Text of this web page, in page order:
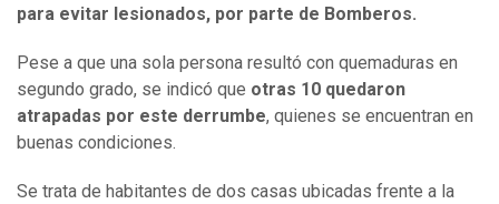
para evitar lesionados, por parte de Bomberos.
Pese a que una sola persona resultó con quemaduras en
segundo grado, se indicó que otras 10 quedaron
atrapadas por este derrumbe, quienes se encuentran en
buenas condiciones.
Se trata de habitantes de dos casas ubicadas frente a la